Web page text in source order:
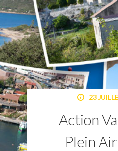
23
Action
Plein